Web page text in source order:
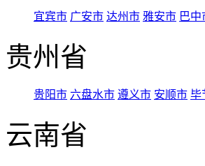
宜宾市 广安市 达州市 雅安市 巴中
贵州省
贵阳市 六盘水市 遵义市 安顺市 毕
云南省